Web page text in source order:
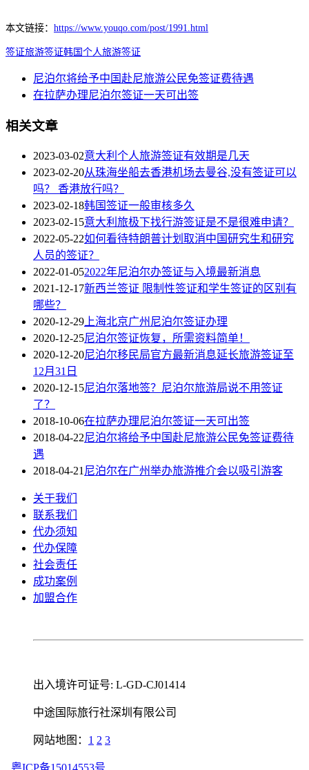
本文链接： https://www.youqo.com/post/1991.html
签证旅游签证韩国个人旅游签证
尼泊尔将给予中国赴尼旅游公民免签证费待遇
在拉萨办理尼泊尔签证一天可出签
相关文章
2023-03-02意大利个人旅游签证有效期是几天
2023-02-20从珠海坐船去香港机场去曼谷,没有签证可以
吗？ 香港放行吗？
2023-02-18韩国签证一般审核多久
2023-02-15意大利旅极下找行游签证是不是很难申请？
2022-05-22如何看待特朗普计划取消中国研究生和研究
人员的签证？
2022-01-052022年尼泊尔办签证与入境最新消息
2021-12-17新西兰签证 限制性签证和学生签证的区别有
哪些？
2020-12-29 上海北京广州尼泊尔签证办理
2020-12-25尼泊尔签证恢复，所需资料简单！
2020-12-20尼泊尔移民局官方最新消息延长旅游签证至
12月31日
2020-12-15尼泊尔落地签？尼泊尔旅游局说不用签证
了？
2018-10-06在拉萨办理尼泊尔签证一天可出签
2018-04-22尼泊尔将给予中国赴尼旅游公民免签证费待
遇
2018-04-21 尼泊尔在广州举办旅游推介会以吸引游客
关于我们
联系我们
代办须知
代办保障
社会责任
成功案例
加盟合作
出入境许可证号: L-GD-CJ01414
中途国际旅行社深圳有限公司
网站地图： 1 2 3